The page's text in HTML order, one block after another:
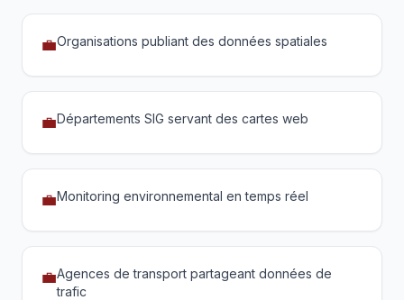
💼Organisations publiant des données spatiales
💼Départements SIG servant des cartes web
💼Monitoring environnemental en temps réel
💼Agences de transport partageant données de
trafic